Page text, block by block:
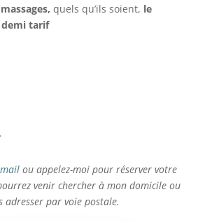
quels qu’ils soient, le
demi tarif
ou appelez-moi pour réserver votre
venir chercher à mon domicile ou
adresser par voie postale.